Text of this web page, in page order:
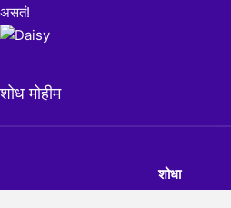
असतं!
शोध मोहीम
शोधा